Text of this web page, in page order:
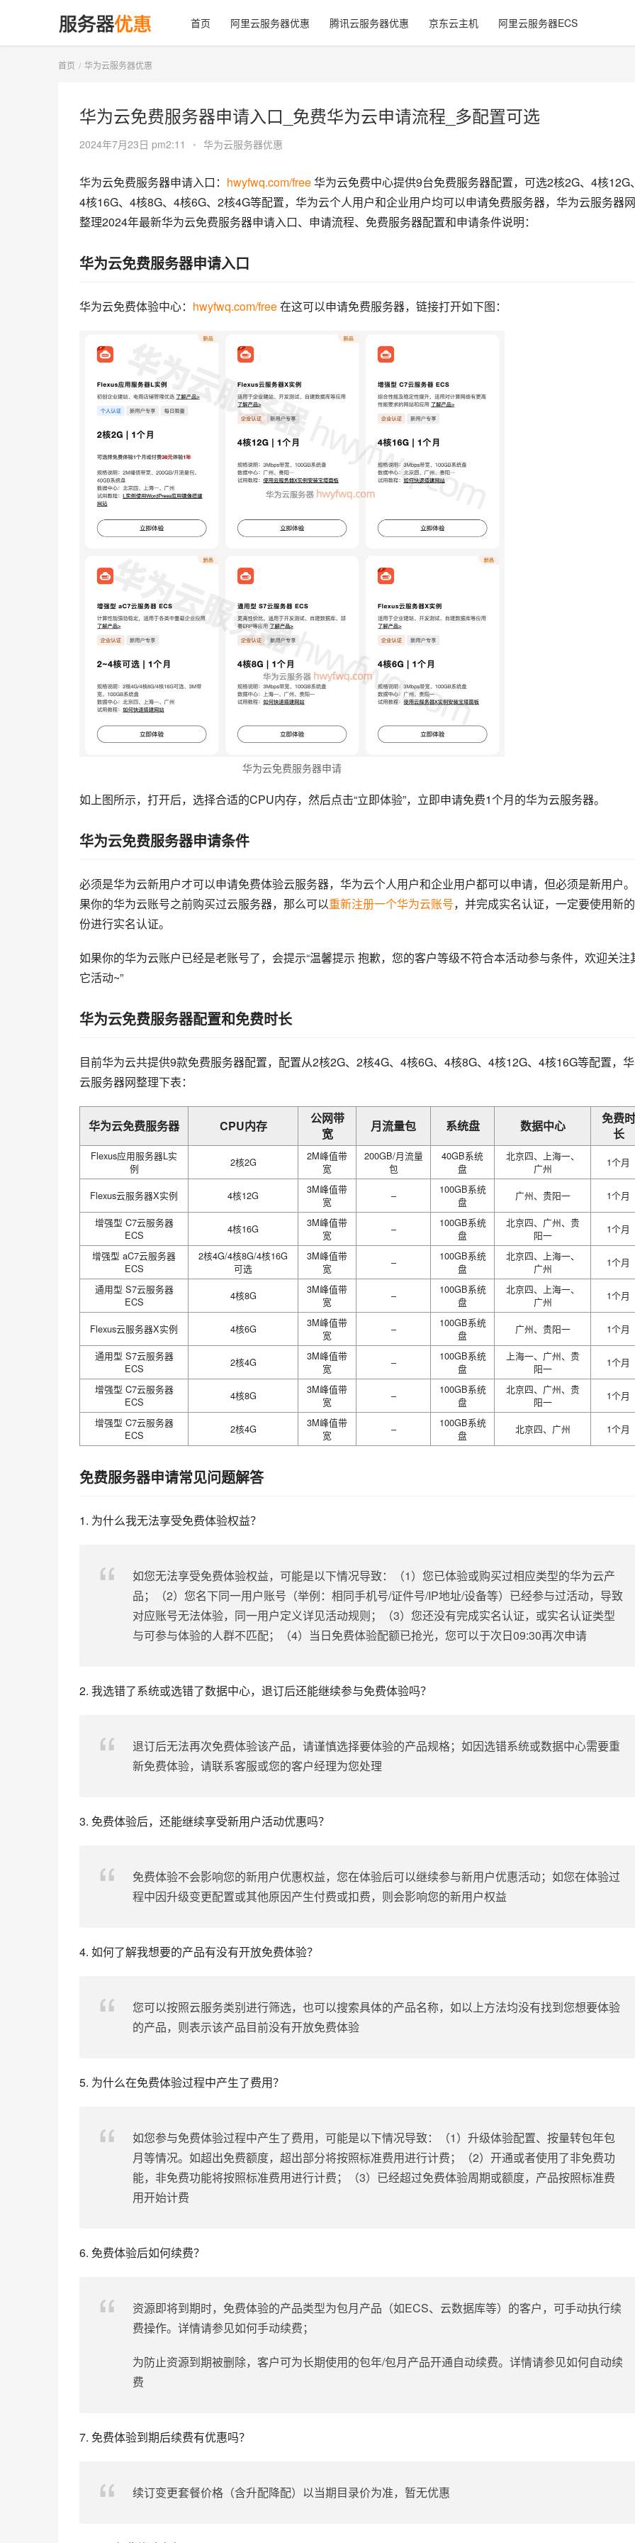
首页 阿里云服务器优惠 腾讯云服务器优惠 京东云主机 阿里云服务器ECS
首页 华为云服务器优惠
华为云免费服务器申请入口_免费华为云申请流程_多配置可选
2024年7月23日 pm2:11 • 华为云服务器优惠
华为云免费服务器申请入口： hwyfwq.com/free 华为云免费中心提供9台免费服务器配置，可选2核2G、4核12G
4核16G、4核8G、4核6G、2核4G等配置，华为云个人用户和企业用户均可以申请免费服务器，华为云服务器网
整理2024年最新华为云免费服务器申请入口、申请流程、免费服务器配置和申请条件说明：
华为云免费服务器申请入口
华为云免费体验中心： hwyfwq.com/free 在这可以申请免费服务器，链接打开如下图：
华为云免费服务器申请
如上图所示，打开后，选择合适的CPU内存，然后点击“立即体验”，立即申请免费1个月的华为云服务器。
华为云免费服务器申请条件
必须是华为云新用户才可以申请免费体验云服务器，华为云个人用户和企业用户都可以申请，但必须是新用户
果你的华为云账号之前购买过云服务器，那么可以重新注册一个华为云账号，并完成实名认证，一定要使用新
份进行实名认证。
如果你的华为云账户已经是老账号了，会提示“温馨提示 抱歉，您的客户等级不符合本活动参与条件，欢迎关注
它活动~”
华为云免费服务器配置和免费时长
目前华为云共提供9款免费服务器配置，配置从2核2G、2核4G、4核6G、4核8G、4核12G、4核16G等配置，
云服务器网整理下表：
华为云免费服务器 CPU内存
公网带
宽
月流量包 系统盘 数据中心
免费时
长
Flexus应用服务器L实
例
2核2G
2M峰值带
宽
200GB/月流量
包
40GB系统
盘
北京四、上海一、
广州
1个月
Flexus云服务器X实例 4核12G
3M峰值带
宽
–
100GB系统
盘
广州、贵阳一
1个月
增强型 C7云服务器
ECS
4核16G
3M峰值带
宽
–
100GB系统
盘
北京四、广州、贵
阳一
1个月
增强型 aC7云服务器
ECS
2核4G/4核8G/4核16G
可选
3M峰值带
宽
–
100GB系统
盘
北京四、上海一、
广州
1个月
通用型 S7云服务器
ECS
4核8G
3M峰值带
宽
–
100GB系统
盘
北京四、上海一、
广州
1个月
Flexus云服务器X实例 4核6G
3M峰值带
宽
–
100GB系统
盘
广州、贵阳一
1个月
通用型 S7云服务器
ECS
2核4G
3M峰值带
宽
–
100GB系统
盘
上海一、广州、贵
阳一
1个月
增强型 C7云服务器
ECS
4核8G
3M峰值带
宽
–
100GB系统
盘
北京四、广州、贵
阳一
1个月
增强型 C7云服务器
ECS
2核4G
3M峰值带
宽
–
100GB系统
盘
北京四、广州 1个月
免费服务器申请常见问题解答
1. 为什么我无法享受免费体验权益？
如您无法享受免费体验权益，可能是以下情况导致：（1）您已体验或购买过相应类型的华为云产
品；（2）您名下同一用户账号（举例：相同手机号/证件号/IP地址/设备等）已经参与过活动，导致
对应账号无法体验，同一用户定义详见活动规则；（3）您还没有完成实名认证，或实名认证类型
与可参与体验的人群不匹配；（4）当日免费体验配额已抢光，您可以于次日09:30再次申请
2. 我选错了系统或选错了数据中心，退订后还能继续参与免费体验吗？
退订后无法再次免费体验该产品，请谨慎选择要体验的产品规格；如因选错系统或数据中心需要重
新免费体验，请联系客服或您的客户经理为您处理
3. 免费体验后，还能继续享受新用户活动优惠吗？
免费体验不会影响您的新用户优惠权益，您在体验后可以继续参与新用户优惠活动；如您在体验过
程中因升级变更配置或其他原因产生付费或扣费，则会影响您的新用户权益
4. 如何了解我想要的产品有没有开放免费体验？
您可以按照云服务类别进行筛选，也可以搜索具体的产品名称，如以上方法均没有找到您想要体验
的产品，则表示该产品目前没有开放免费体验
5. 为什么在免费体验过程中产生了费用？
如您参与免费体验过程中产生了费用，可能是以下情况导致：（1）升级体验配置、按量转包年包
月等情况。如超出免费额度，超出部分将按照标准费用进行计费；（2）开通或者使用了非免费功
能，非免费功能将按照标准费用进行计费；（3）已经超过免费体验周期或额度，产品按照标准费
用开始计费
6. 免费体验后如何续费？
资源即将到期时，免费体验的产品类型为包月产品（如ECS、云数据库等）的客户，可手动执行续
费操作。详情请参见如何手动续费；
为防止资源到期被删除，客户可为长期使用的包年/包月产品开通自动续费。详情请参见如何自动续
费
7. 免费体验到期后续费有优惠吗？
续订变更套餐价格（含升配降配）以当期目录价为准，暂无优惠